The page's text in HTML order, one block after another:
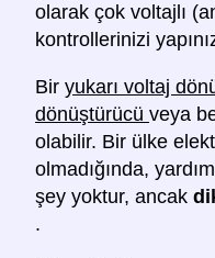
olarak çok voltajlı
kontrollerinizi
Bir yukarı voltaj
dönüştürücü veya
olabilir. Bir ülke
olmadığında,
şey yoktur, ancak
.